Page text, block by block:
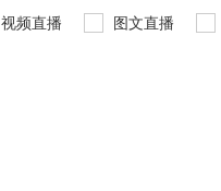
视频直播 图文直播